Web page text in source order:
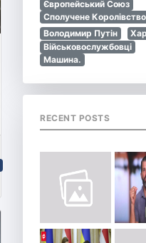
Європейський Союз
Сполучене Королівство
Володимир Путін
Військовослужбовці
Машина.
RECENT POSTS